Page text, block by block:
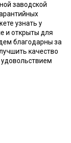
заводской
узнать у
и открыты для
благодарны за
качество